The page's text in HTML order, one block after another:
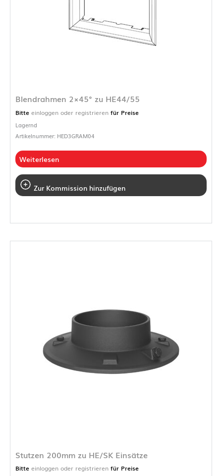
Blendrahmen 2×45° zu HE44/55
Bitte einloggen oder registrieren für Preise
Lagernd
Artikelnummer: HED3GRAM04
Weiterlesen
Zur Kommission hinzufügen
Stutzen 200mm zu HE/SK Einsätze
Bitte einloggen oder registrieren für Preise